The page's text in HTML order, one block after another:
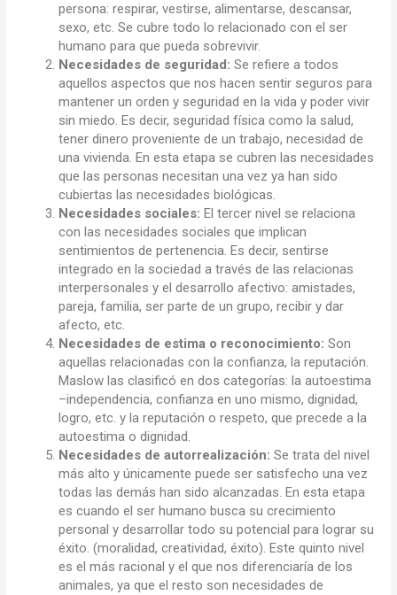
persona: respirar, vestirse, alimentarse, descansar,
sexo, etc. Se cubre todo lo relacionado con el ser
humano para que pueda sobrevivir.
Necesidades de seguridad:Se refiere a todos
aquellos aspectos que nos hacen sentir seguros para
mantener un orden y seguridad en la vida y poder vivir
sin miedo. Es decir, seguridad física como la salud,
tener dinero proveniente de un trabajo, necesidad de
una vivienda. En esta etapa se cubren las necesidades
que las personas necesitan una vez ya han sido
cubiertas las necesidades biológicas.
Necesidades sociales: El tercer nivel se relaciona
con las necesidades sociales que implican
sentimientos de pertenencia. Es decir, sentirse
integrado en la sociedad a través de las relacionas
interpersonales y el desarrollo afectivo: amistades,
pareja, familia, ser parte de un grupo, recibir y dar
afecto, etc.
Necesidades de estima o reconocimiento:Son
aquellas relacionadas con la confianza, la reputación.
Maslow las clasificó en dos categorías: la autoestima
–independencia, confianza en uno mismo, dignidad,
logro, etc. y la reputación o respeto, que precede a la
autoestima o dignidad.
Necesidades de autorrealización:Se trata del nivel
más alto y únicamente puede ser satisfecho una vez
todas las demás han sido alcanzadas. En esta etapa
es cuando el ser humano busca su crecimiento
personal y desarrollar todo su potencial para lograr su
éxito. (moralidad, creatividad, éxito). Este quinto nivel
es el más racional y el que nos diferenciaría de los
animales, ya que el resto son necesidades de